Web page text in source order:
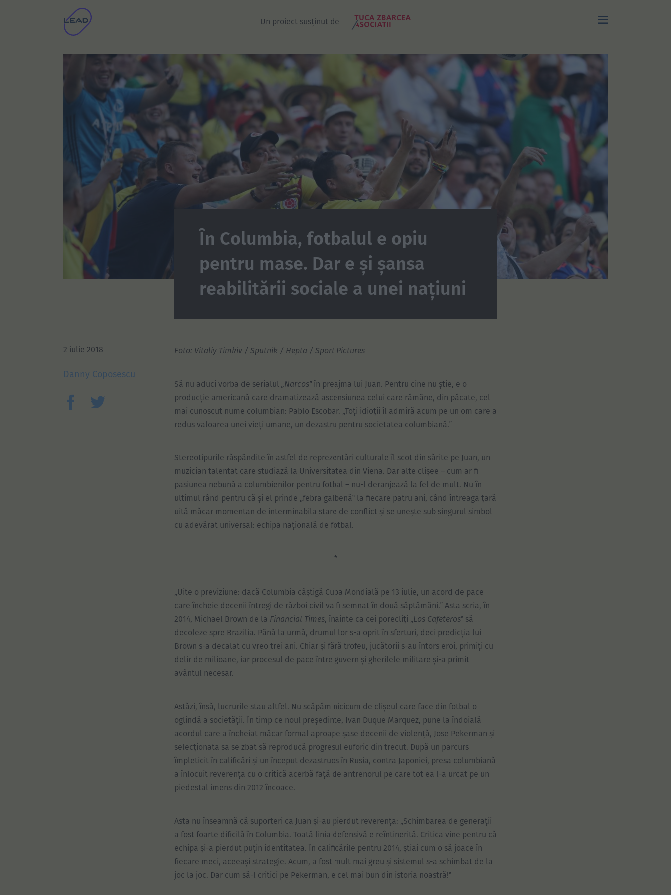
Un proiect susținut de
În Columbia, fotbalul e opiu
pentru mase. Dar e și șansa
reabilitării sociale a unei națiuni
2 iulie 2018
Danny Coposescu
Foto: Vitaliy Timkiv / Sputnik / Hepta / Sport Pictures
Să nu aduci vorba de serialul „Narcos‟în preajma lui Juan. Pentru cine nu știe, e o
producție americană care dramatizează ascensiunea celui care rămâne, din păcate, cel
mai cunoscut nume columbian: Pablo Escobar. „Toți idioții îl admiră acum pe un om care a
redus valoarea unei vieți umane, un dezastru pentru societatea columbiană.‟
Stereotipurile răspândite în astfel de reprezentări culturale îl scot din sărite pe Juan, un
muzician talentat care studiază la Universitatea din Viena. Dar alte clișee – cum ar fi
pasiunea nebună a columbienilor pentru fotbal – nu-l deranjează la fel de mult. Nu în
ultimul rând pentru că și el prinde „febra galbenă‟ la fiecare patru ani, când întreaga țară
uită măcar momentan de interminabila stare de conflict și se unește sub singurul simbol
cu adevărat universal: echipa națională de fotbal.
*
„Uite o previziune: dacă Columbia câștigă Cupa Mondială pe 13 iulie, un acord de pace
care încheie decenii întregi de război civil va fi semnat în două săptămâni.‟ Asta scria, în
2014, Michael Brown de la Financial Times, înainte ca cei porecliți „Los Cafeteros‟ să
decoleze spre Brazilia. Până la urmă, drumul lor s-a oprit în sferturi, deci predicția lui
Brown s-a decalat cu vreo trei ani. Chiar și fără trofeu, jucătorii s-au întors eroi, primiți cu
delir de milioane, iar procesul de pace între guvern și gherilele militare și-a primit
avântul necesar.
Astăzi, însă, lucrurile stau altfel. Nu scăpăm nicicum de clișeul care face din fotbal o
oglindă a societății. În timp ce noul președinte, Ivan Duque Marquez, pune la îndoială
acordul care a încheiat măcar formal aproape șase decenii de violență, Jose Pekerman și
selecționata sa se zbat să reproducă progresul euforic din trecut. După un parcurs
împleticit în calificări și un început dezastruos în Rusia, contra Japoniei, presa columbiană
a înlocuit reverența cu o critică acerbă față de antrenorul pe care tot ea l-a urcat pe un
piedestal imens din 2012 încoace.
Asta nu înseamnă că suporteri ca Juan și-au pierdut reverența: „Schimbarea de generații
a fost foarte dificilă în Columbia. Toată linia defensivă e reîntinerită. Critica vine pentru că
echipa și-a pierdut puțin identitatea. În calificările pentru 2014, știai cum o să joace în
fiecare meci, aceeași strategie. Acum, a fost mult mai greu și sistemul s-a schimbat de la
joc la joc. Dar cum să-l critici pe Pekerman, e cel mai bun din istoria noastră!‟